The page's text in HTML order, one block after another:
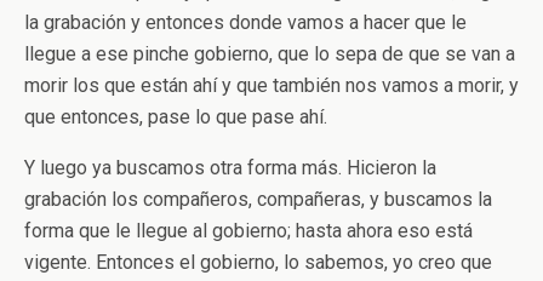
la grabación y entonces donde vamos a hacer que le
llegue a ese pinche gobierno, que lo sepa de que se van a
morir los que están ahí y que también nos vamos a morir, y
que entonces, pase lo que pase ahí.
Y luego ya buscamos otra forma más. Hicieron la
grabación los compañeros, compañeras, y buscamos la
forma que le llegue al gobierno; hasta ahora eso está
vigente. Entonces el gobierno, lo sabemos, yo creo que